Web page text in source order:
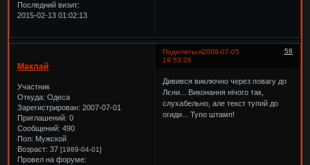
Последний визит:
2015-02-13 01:02:13
Поделиться 58
2008-07-05
19:53:26
Маклай
Участник
Откуда: Одеса
Зарегистрирован: 2007-07-01
Приглашений: 0
Сообщений: 490
Пол: Мужской
Возраст: 37[1989-04-01]
Провел на форуме:
Дивився виключно через повагу до
Лєни... Виконання нічого так,
слухабельно, але текст тупий до
огиди... Тупо штамп!